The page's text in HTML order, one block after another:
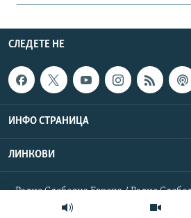
СЛЕДЕТЕ НЕ
ИНФО СТРАНИЦА
ЛИНКОВИ
Радио Слободна Европа / Радио
резервирани